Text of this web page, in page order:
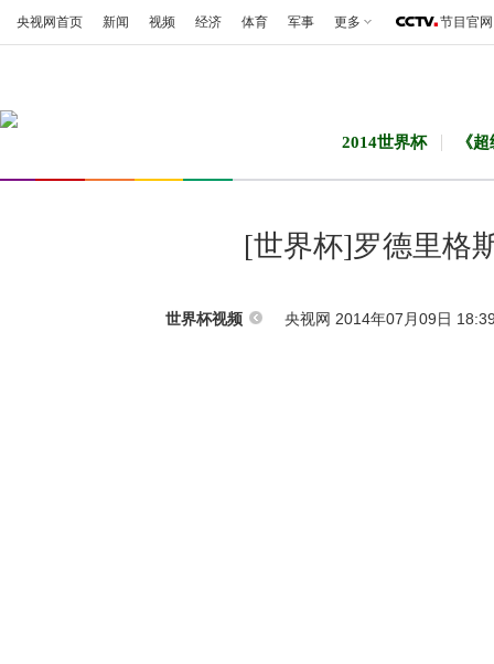
央视网首页 新闻 视频 经济 体育 军事 更多 节目官网
2014世界杯 《
[世界杯]罗德里格
世界杯视频 央视网 2014年07月09日